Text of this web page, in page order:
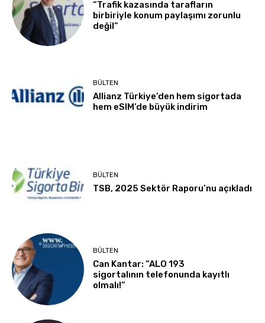
“Trafik kazasında tarafların
birbiriyle konum paylaşımı zorunlu
değil”
BÜLTEN
Allianz Türkiye’den hem sigortada
hem eSIM’de büyük indirim
BÜLTEN
TSB, 2025 Sektör Raporu’nu açıkladı
BÜLTEN
Can Kantar: “ALO 193
sigortalının telefonunda kayıtlı
olmalı!”